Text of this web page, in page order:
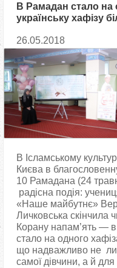
В Рамадан стало на
українську хафізу
26.05.2018
В Ісламському
Києва в
10 Рамадана (24
радісна подія:
«Наше майбутнє»
Личковська скінчила
Корану напам’ять — в
стало на одного
що надважливо не
самої дівчини, а й для